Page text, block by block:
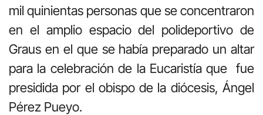
mil quinientas personas que se concentraron
en el amplio espacio del polideportivo de
Graus en el que se había preparado un altar
para la celebración de la Eucaristía que fue
presidida por el obispo de la diócesis, Ángel
Pérez Pueyo.